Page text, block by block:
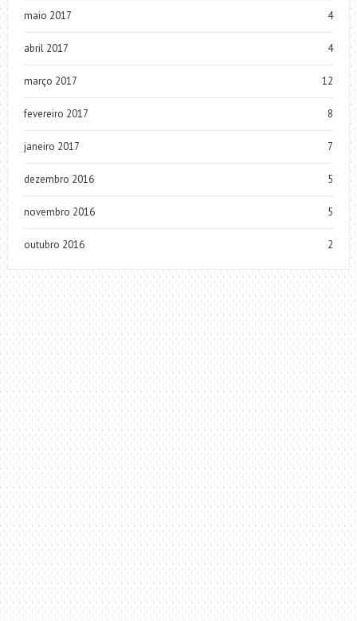
maio 2017 4
abril 2017 4
março 2017 12
fevereiro 2017 8
janeiro 2017 7
dezembro 2016 5
novembro 2016 5
outubro 2016 2